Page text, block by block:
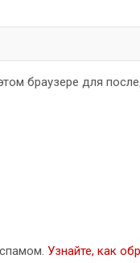
браузере для
Узнайте, как